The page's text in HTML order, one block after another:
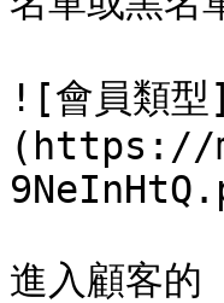
![會員類型]
(https://
進入顧客的